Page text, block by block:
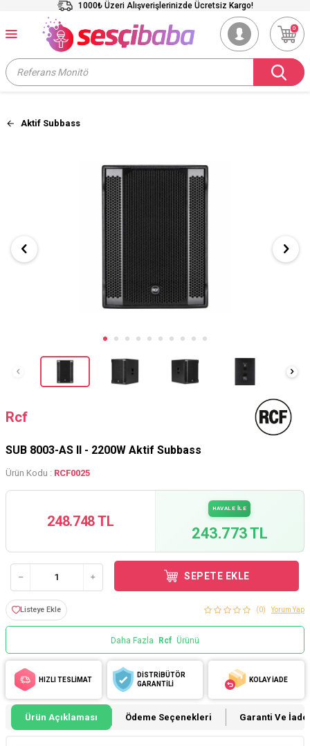
1000₺ Üzeri Alışverişlerinizde Ücretsiz Kargo!
0
Aktif Subbass
Rcf
SUB 8003-AS II - 2200W Aktif Subbass
Ürün Kodu : RCF0025
248.748 TL
HAVALE İLE
243.773 TL
SEPETE EKLE
Listeye Ekle (0) Yorum Yap
Daha Fazla Rcf Ürünü
HIZLI TESLİMAT
DİSTRİBÜTÖR
GARANTİLİ
KOLAY İADE
Ürün Açıklaması Ödeme Seçenekleri Garanti Ve İade